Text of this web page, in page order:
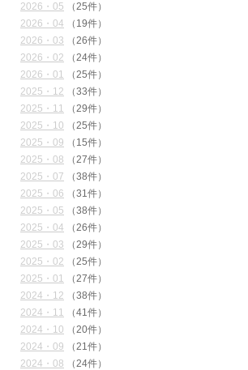
2026・05 （25件）
2026・04 （19件）
2026・03 （26件）
2026・02 （24件）
2026・01 （25件）
2025・12 （33件）
2025・11 （29件）
2025・10 （25件）
2025・09 （15件）
2025・08 （27件）
2025・07 （38件）
2025・06 （31件）
2025・05 （38件）
2025・04 （26件）
2025・03 （29件）
2025・02 （25件）
2025・01 （27件）
2024・12 （38件）
2024・11 （41件）
2024・10 （20件）
2024・09 （21件）
2024・08 （24件）